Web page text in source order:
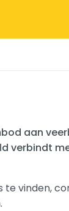
aan
verbindt
te vinden,